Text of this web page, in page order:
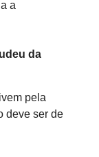
a
da
pela
deve ser de